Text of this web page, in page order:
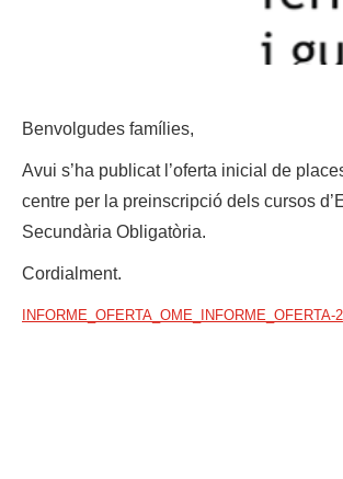
Benvolgudes famílies,
Avui s’ha publicat l’oferta inicial de
centre per la preinscripció dels cursos
Secundària Obligatòria.
Cordialment.
INFORME_OFERTA_OME_INFORME_OFERTA-2